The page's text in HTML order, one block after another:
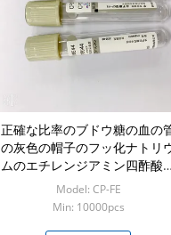
正確な比率のブドウ糖の血の
の灰色の帽子のフッ化ナトリ
ムのエチレンジアミン四酢酸の
1:9
Model: CP-FE
Min: 10000pcs